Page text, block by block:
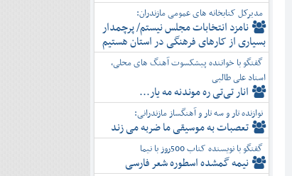
مدیرکل کتابخانه های عمومی مازندران:
نامزد انتخابات مجلس نیستم/ پرچمدار
بسیاری از کارهای فرهنگی در استان هستیم
گفتگو با خواننده پیشکسوت آهنگ های محلی،
استاد علی طالبی
انار تی‌تی ره موندنه مه یار...
نوازنده تار و سه تار و آهنگساز مازندرانی:
تعصبات به موسیقی ما ضربه می زند
گفتگو با نویسنده کتاب 500روز با نیما
نیمه گمشده اسطوره شعر فارسی